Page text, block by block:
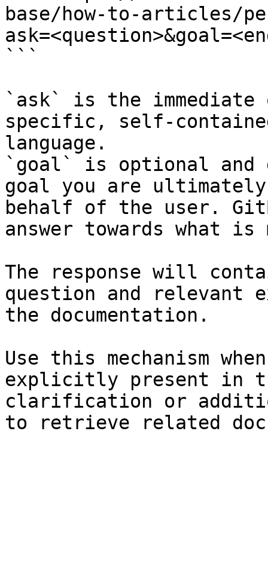
base/how-to-articles/
```
`ask` is the
specific, self-
language.
`goal` is optional and
goal you are
behalf of the user.
answer towards what
The response will
question and relevant
the documentation.
Use this mechanism
explicitly present in
clarification or